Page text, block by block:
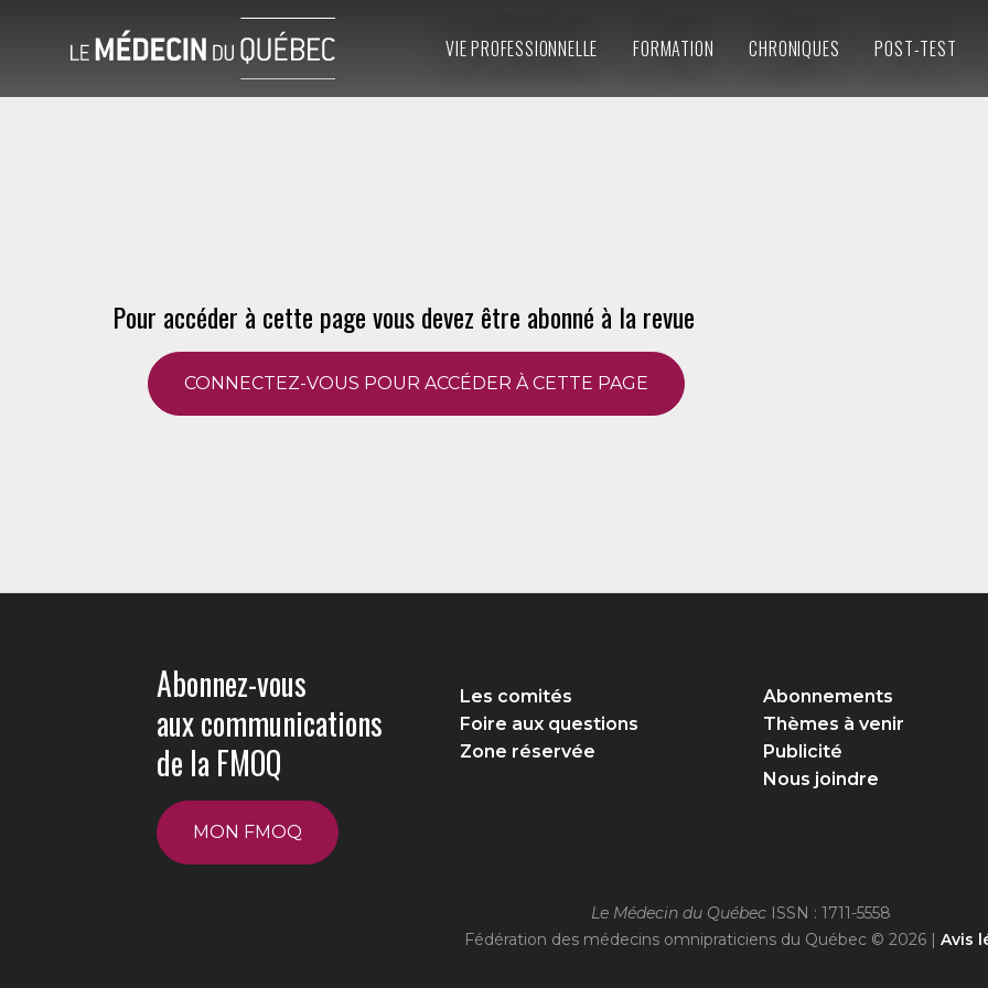
VIE PROFESSIONNELLE FORMATION CHRONIQUES POST-TEST
Pour accéder à cette page vous devez être abonné à la revue
CONNECTEZ-VOUS POUR ACCÉDER À CETTE PAGE
Abonnez-vous
aux communications
de la FMOQ
MON FMOQ
Les comités
Foire aux questions
Zone réservée
Abonnements
Thèmes à venir
Publicité
Nous joindre
Le Médecin du Québec ISSN : 1711-5558
Fédération des médecins omnipraticiens du Québec © 2026 | Avis